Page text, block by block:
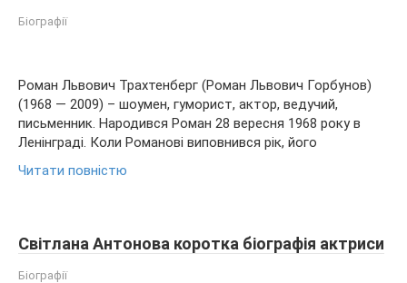
Біографії
Роман Львович Трахтенберг (Роман Львович Горбунов)
(1968 — 2009) – шоумен, гуморист, актор, ведучий,
письменник. Народився Роман 28 вересня 1968 року в
Ленінграді. Коли Романові виповнився рік, його
Читати повністю
Світлана Антонова коротка біографія актриси
Біографії